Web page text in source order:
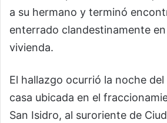
a su hermano y terminó
enterrado clandestinamente
vivienda.
El hallazgo ocurrió la noche del
casa ubicada en el
San Isidro, al suroriente de